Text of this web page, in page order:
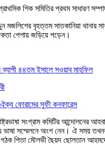
প্রাথমিক শিক সমিতির প্রথম সাধারণ
বৃহত্তম সাতকানিয়া থানার
পেশায় জড়িয়ে পড়েন।
৪৪তম ইসালে সওয়াব মাহফিল
ঐক্য ফোরামের সুফী কনফারেন্স
সংগ্রাম কমিটির আন্দোলনের
সম্মেলনে অংশ নেন। ঐ সময়
পিতা মৌলভী ছৈয়দ ছোলতান